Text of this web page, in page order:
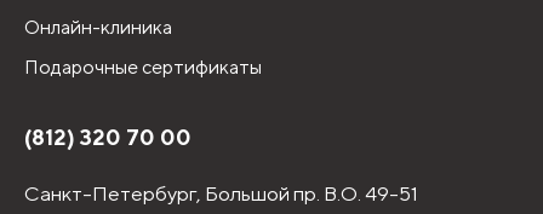
Онлайн-клиника
Подарочные сертификаты
(812) 320 70 00
Санкт-Петербург, Большой пр. В.О. 49-51